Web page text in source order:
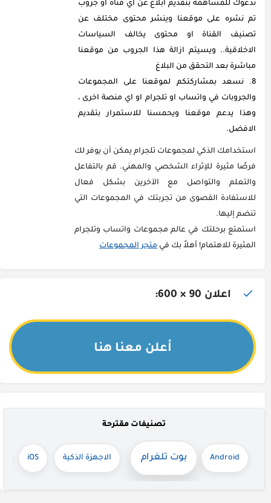
ندعوك للمساهمة بتقديم ابلاغ عن اي قناة او جروب
تم نشره على موقعنا وينشر محتوى مختلف عن
تصنيف القناة او محتوى يخالف السياسات
الاخلاقية.. ويسيتم ازالة هذا الجروب من موقعنا
مباشرة بعد التحقق من البلاغ
نسعد بمشاركتكم لموقعنا على المجموعات
والجروبات في واتساب او تلجرام او اي منصة اخرى ،
وهذا يدعم موقعنا ويحمسنا للاستمرار بتقديم
الافضل.
استخدامك الذكي لمجموعات تلجرام يمكن أن يوفر لك
فرصًا مثيرة للإثراء الشخصي والمهني. قم بالتفاعل
والتعلم والتواصل مع الآخرين بشكل فعال
للاستفادة القصوى من تجربتك في المجموعات التي
تنضم إليها.
استمتع برحلتك في عالم مجموعات واتساب وتلجرام
المثيرة للاهتمام! أهلاً بك في متجر المجموعات
اعلان 90 × 600:
أعلن معنا هنا
تصنيفات مقترحة
Android بوت تلغرام الاجهزة الذكية iOS